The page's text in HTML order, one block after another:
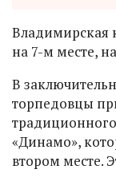
Владимирская
на 7-м месте,
В
торпедовцы
«Динамо»,
втором месте.